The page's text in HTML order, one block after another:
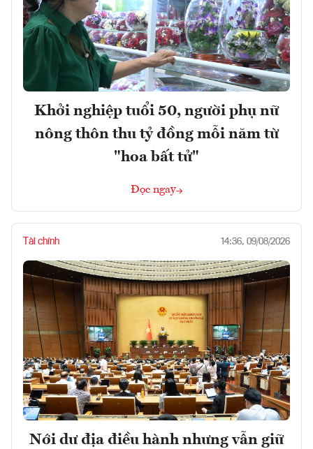
Khởi nghiệp tuổi 50, người phụ nữ
nông thôn thu tỷ đồng mỗi năm từ
"hoa bất tử"
Đọc ngay
Tài chính 14:36, 09/08/2026
Nới dư địa điều hành nhưng vẫn giữ